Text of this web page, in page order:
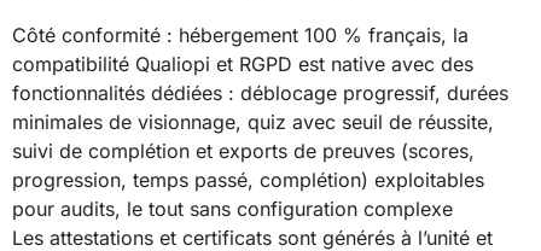
Côté conformité : hébergement 100 % français, la
compatibilité Qualiopi et RGPD est native avec des
fonctionnalités dédiées : déblocage progressif, durées
minimales de visionnage, quiz avec seuil de réussite,
suivi de complétion et exports de preuves (scores,
progression, temps passé, complétion) exploitables
pour audits, le tout sans configuration complexe
Les attestations et certificats sont générés à l’unité et